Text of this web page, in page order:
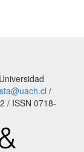
/
/ ISSN 0718-